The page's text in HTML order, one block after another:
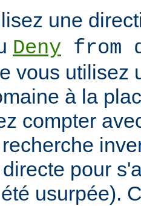
une
Deny from
vous utilisez
à la
compter
pour
usurpée).